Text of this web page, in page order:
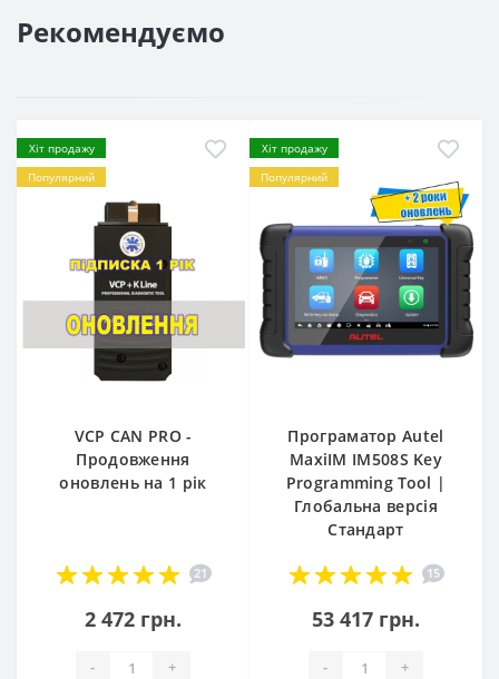
Рекомендуємо
Хіт продажу
Популярний
VCP CAN PRO -
Продовження
оновлень на 1 рік
21
2 472 грн.
- +
Хіт продажу
Популярний
Програматор Autel
MaxiIM IM508S Key
Programming Tool |
Глобальна версія
Стандарт
15
53 417 грн.
- +